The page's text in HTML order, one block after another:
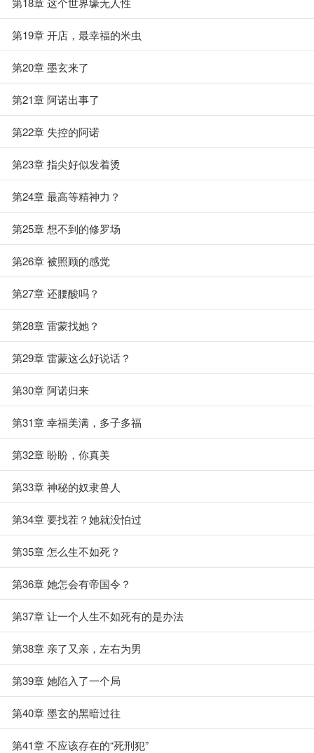
第19章 开店，最幸福的米虫
第20章 墨玄来了
第21章 阿诺出事了
第22章 失控的阿诺
第23章 指尖好似发着烫
第24章 最高等精神力？
第25章 想不到的修罗场
第26章 被照顾的感觉
第27章 还腰酸吗？
第28章 雷蒙找她？
第29章 雷蒙这么好说话？
第30章 阿诺归来
第31章 幸福美满，多子多福
第32章 盼盼，你真美
第33章 神秘的奴隶兽人
第34章 要找茬？她就没怕过
第35章 怎么生不如死？
第36章 她怎会有帝国令？
第37章 让一个人生不如死有的是办法
第38章 亲了又亲，左右为男
第39章 她陷入了一个局
第40章 墨玄的黑暗过往
第41章 不应该存在的“死刑犯”